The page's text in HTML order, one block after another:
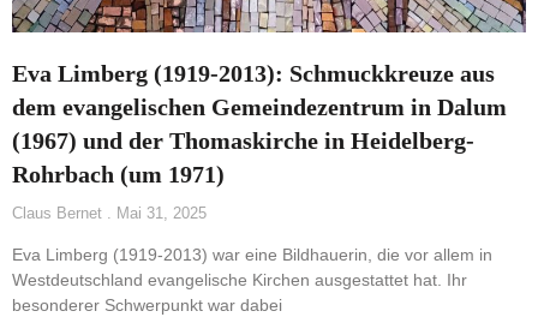
Eva Limberg (1919-2013): Schmuckkreuze aus
dem evangelischen Gemeindezentrum in Dalum
(1967) und der Thomaskirche in Heidelberg-
Rohrbach (um 1971)
Claus Bernet Mai 31, 2025
Eva Limberg (1919-2013) war eine Bildhauerin, die vor allem in
Westdeutschland evangelische Kirchen ausgestattet hat. Ihr
besonderer Schwerpunkt war dabei